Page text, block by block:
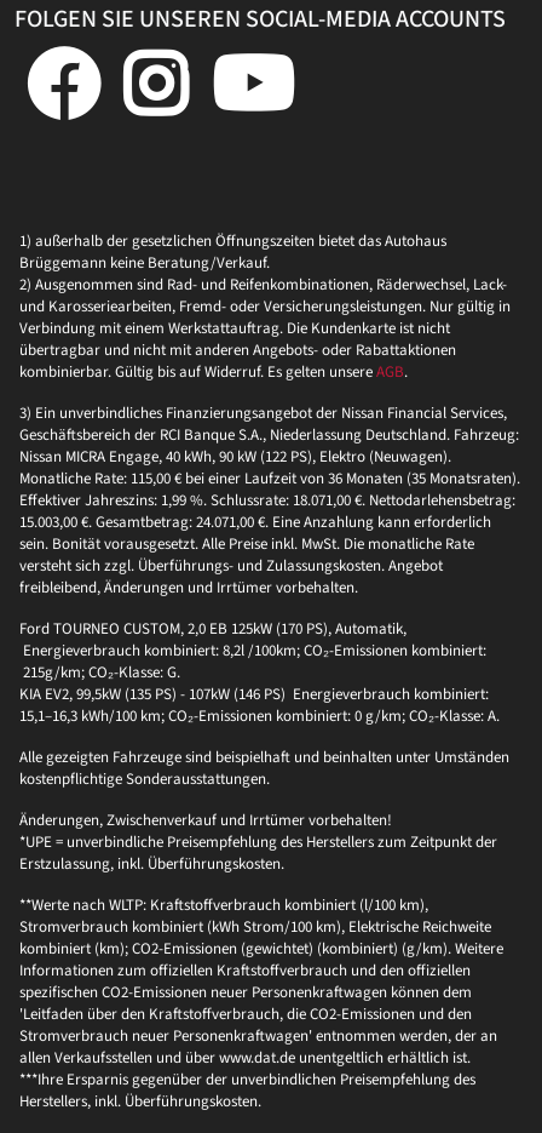
FOLGEN SIE UNSEREN SOCIAL-MEDIA ACCOUNTS
1) außerhalb der gesetzlichen Öffnungszeiten bietet das Autohaus
Brüggemann keine Beratung/Verkauf.
2) Ausgenommen sind Rad- und Reifenkombinationen, Räderwechsel, Lack-
und Karosseriearbeiten, Fremd- oder Versicherungsleistungen. Nur gültig in
Verbindung mit einem Werkstattauftrag. Die Kundenkarte ist nicht
übertragbar und nicht mit anderen Angebots- oder Rabattaktionen
kombinierbar. Gültig bis auf Widerruf. Es gelten unsereAGB.
3) Ein unverbindliches Finanzierungsangebot der Nissan Financial Services,
Geschäftsbereich der RCI Banque S.A., Niederlassung Deutschland. Fahrzeug:
Nissan MICRA Engage, 40 kWh, 90 kW (122 PS), Elektro (Neuwagen).
Monatliche Rate: 115,00 € bei einer Laufzeit von 36 Monaten (35 Monatsraten).
Effektiver Jahreszins: 1,99 %. Schlussrate: 18.071,00 €. Nettodarlehensbetrag:
15.003,00 €. Gesamtbetrag: 24.071,00 €. Eine Anzahlung kann erforderlich
sein. Bonität vorausgesetzt. Alle Preise inkl. MwSt. Die monatliche Rate
versteht sich zzgl. Überführungs- und Zulassungskosten. Angebot
freibleibend, Änderungen und Irrtümer vorbehalten.
Ford TOURNEO CUSTOM, 2,0 EB 125kW (170 PS), Automatik,
Energieverbrauch kombiniert: 8,2l /100km; CO₂-Emissionen kombiniert:
215g/km; CO₂-Klasse: G.
KIA EV2, 99,5kW (135 PS) - 107kW (146 PS) Energieverbrauch kombiniert:
15,1–16,3 kWh/100 km; CO₂-Emissionen kombiniert: 0 g/km; CO₂-Klasse: A.
Alle gezeigten Fahrzeuge sind beispielhaft und beinhalten unter Umständen
kostenpflichtige Sonderausstattungen.
Änderungen, Zwischenverkauf und Irrtümer vorbehalten!
*UPE = unverbindliche Preisempfehlung des Herstellers zum Zeitpunkt der
Erstzulassung, inkl. Überführungskosten.
**Werte nach WLTP: Kraftstoffverbrauch kombiniert (l/100 km),
Stromverbrauch kombiniert (kWh Strom/100 km), Elektrische Reichweite
kombiniert (km); CO2-Emissionen (gewichtet) (kombiniert) (g/km). Weitere
Informationen zum offiziellen Kraftstoffverbrauch und den offiziellen
spezifischen CO2-Emissionen neuer Personenkraftwagen können dem
'Leitfaden über den Kraftstoffverbrauch, die CO2-Emissionen und den
Stromverbrauch neuer Personenkraftwagen' entnommen werden, der an
allen Verkaufsstellen und über www.dat.de unentgeltlich erhältlich ist.
***Ihre Ersparnis gegenüber der unverbindlichen Preisempfehlung des
Herstellers, inkl. Überführungskosten.